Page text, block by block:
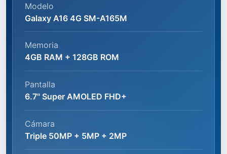
Modelo
Galaxy A16 4G SM-A165M
Memoria
4GB RAM + 128GB ROM
Pantalla
6.7" Super AMOLED FHD+
Cámara
Triple 50MP + 5MP + 2MP